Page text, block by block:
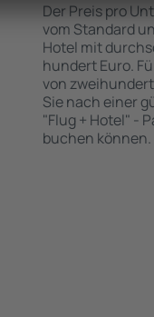
Der Preis pro
vom Standard
Hotel mit
hundert Euro.
von
Sie nach einer
"Flug + Hotel" -
buchen können.